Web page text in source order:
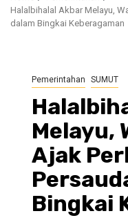
Halalbihalal Akbar Melayu,
dalam Bingkai Keberagaman
Pemerintahan SUMUT
Melayu,
Ajak
Bingkai